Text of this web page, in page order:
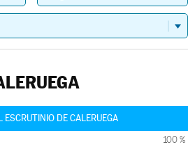
ESCRUTINIO DE CALERUEGA
100 %